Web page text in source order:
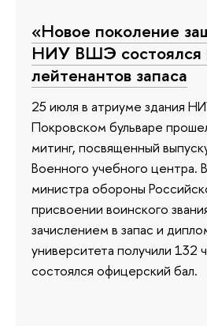
«Новое поколение
НИУ ВШЭ состоялся
лейтенантов запаса
25 июля в атриуме здания
Покровском бульваре
митинг, посвященный
Военного учебного центра.
министра обороны
присвоении воинского
зачислением в запас и
университета получили 132
состоялся офицерский бал.